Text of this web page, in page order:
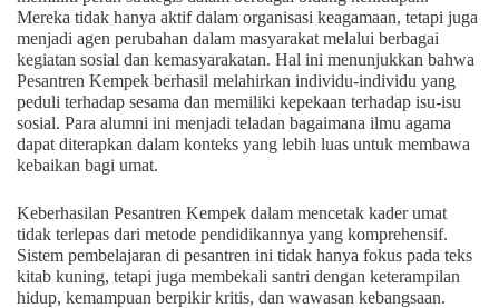
Mereka tidak hanya aktif dalam organisasi keagamaan, tetapi juga
menjadi agen perubahan dalam masyarakat melalui berbagai
kegiatan sosial dan kemasyarakatan. Hal ini menunjukkan bahwa
Pesantren Kempek berhasil melahirkan individu-individu yang
peduli terhadap sesama dan memiliki kepekaan terhadap isu-isu
sosial. Para alumni ini menjadi teladan bagaimana ilmu agama
dapat diterapkan dalam konteks yang lebih luas untuk membawa
kebaikan bagi umat.
Keberhasilan Pesantren Kempek dalam mencetak kader umat
tidak terlepas dari metode pendidikannya yang komprehensif.
Sistem pembelajaran di pesantren ini tidak hanya fokus pada teks
kitab kuning, tetapi juga membekali santri dengan keterampilan
hidup, kemampuan berpikir kritis, dan wawasan kebangsaan.